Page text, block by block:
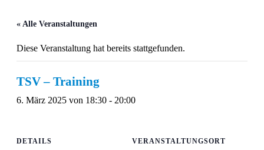
« Alle Veranstaltungen
Diese Veranstaltung hat bereits stattgefunden.
TSV – Training
6. März 2025 von 18:30 - 20:00
DETAILS
VERANSTALTUNGSORT